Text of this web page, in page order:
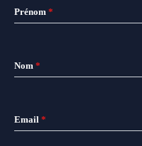
Prénom *
Nom *
Email *